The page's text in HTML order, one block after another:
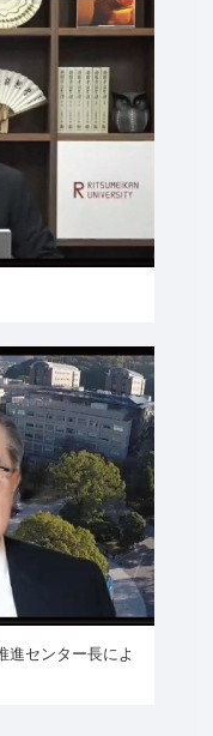
進センター長によ